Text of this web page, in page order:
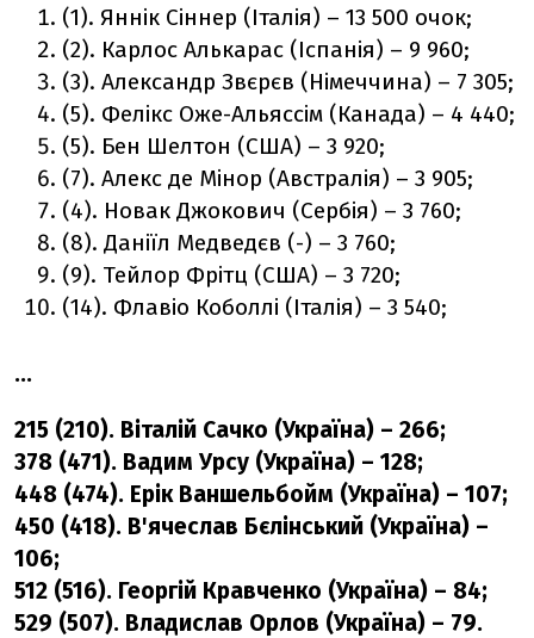
(1). Яннік Сіннер (Італія) – 13 500 очок;
(2). Карлос Алькарас (Іспанія) – 9 960;
(3). Александр Звєрєв (Німеччина) – 7 305;
(5). Фелікс Оже-Альяссім (Канада) – 4 440;
(5). Бен Шелтон (США) – 3 920;
(7). Алекс де Мінор (Австралія) – 3 905;
(4). Новак Джокович (Сербія) – 3 760;
(8). Даніїл Медведєв (-) – 3 760;
(9). Тейлор Фрітц (США) – 3 720;
(14). Флавіо Коболлі (Італія) – 3 540;
...
215 (210). Віталій Сачко (Україна) – 266;
378 (471). Вадим Урсу (Україна) – 128;
448 (474). Ерік Ваншельбойм (Україна) – 107;
450 (418). В'ячеслав Бєлінський (Україна) –
106;
512 (516). Георгій Кравченко (Україна) – 84;
529 (507). Владислав Орлов (Україна) – 79.